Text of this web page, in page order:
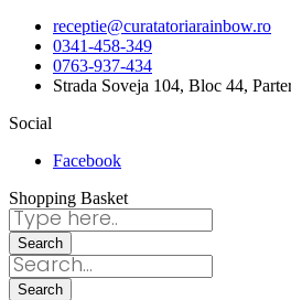
receptie@curatatoriarainbow.ro
0341-458-349
0763-937-434
Strada Soveja 104, Bloc 44,
Social
Facebook
Shopping Basket